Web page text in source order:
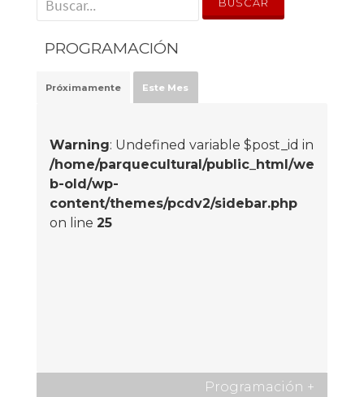
PROGRAMACIÓN
Próximamente Este Mes
Warning: Undefined variable $post_id in
/home/parquecultural/public_html/we
b-old/wp-
content/themes/pcdv2/sidebar.php
on line 25
Programación +